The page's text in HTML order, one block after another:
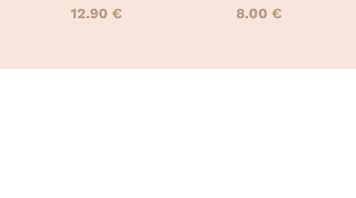
DU
12.90€
DU
8.00 €